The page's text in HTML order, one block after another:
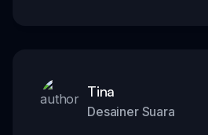
Tina
Desainer Suara